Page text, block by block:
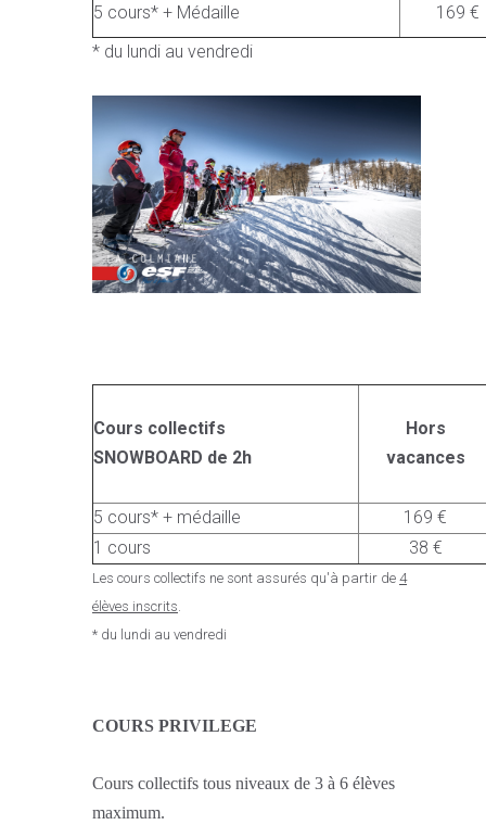
5 cours* + Médaille
169 €
* du lundi au vendredi
Cours collectifs
SNOWBOARD de 2h
Hors
vacances
5 cours* + médaille
169 €
1 cours
38 €
Les cours collectifs ne sont assurés qu'à partir de 4
élèves inscrits.
* du lundi au vendredi
COURS PRIVILEGE
Cours collectifs tous niveaux de 3 à 6 élèves
maximum.